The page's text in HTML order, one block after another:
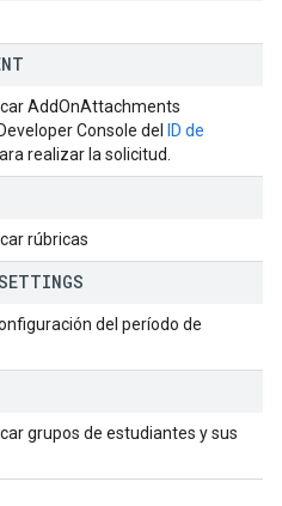
AddOnAttachments
Console del
ID de
realizar la solicitud.
rúbricas
del período de
grupos de estudiantes y sus